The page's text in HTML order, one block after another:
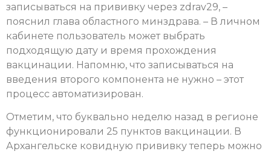
записываться на прививку через zdrav29, –
пояснил глава областного минздрава. – В личном
кабинете пользователь может выбрать
подходящую дату и время прохождения
вакцинации. Напомню, что записываться на
введения второго компонента не нужно – этот
процесс автоматизирован.
Отметим, что буквально неделю назад в регионе
функционировали 25 пунктов вакцинации. В
Архангельске ковидную прививку теперь можно